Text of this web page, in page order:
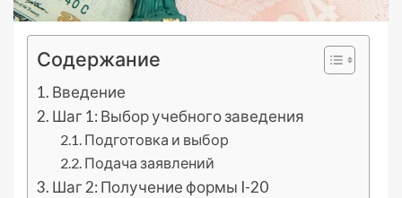
Содержание
Введение
Шаг 1: Выбор учебного заведения
Подготовка и выбор
Подача заявлений
Шаг 2: Получение формы I-20